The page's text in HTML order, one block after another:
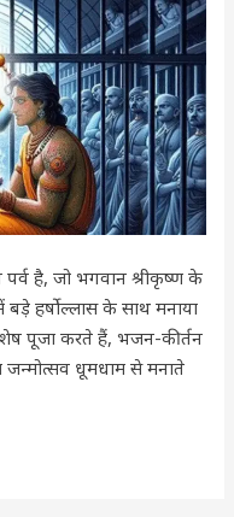
पर्व है, जो भगवान श्रीकृष्ण के
हर्षोल्लास के साथ मनाया
पूजा करते हैं, भजन-कीर्तन
धूमधाम से मनाते